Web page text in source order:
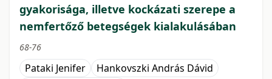
gyakorisága, illetve kockázati szerepe a
nemfertőző betegségek kialakulásában
68-76
Pataki Jenifer
Hankovszki András Dávid